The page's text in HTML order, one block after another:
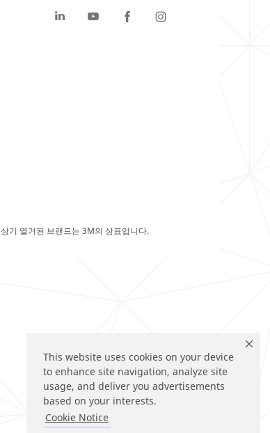
This website uses cookies on your device
to enhance site navigation, analyze site
usage, and deliver you advertisements
based on your interests.
Cookie Notice
상기 열거된 브랜드는 3M의 상표입니다.